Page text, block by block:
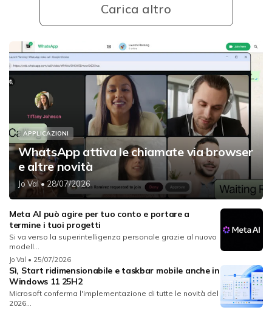
Carica altro
APPLICAZIONI
WhatsApp attiva le chiamate via browser
e altre novità
Jo Val• 28/07/2026
Meta AI può agire per tuo conto e portare a
termine i tuoi progetti
Si va verso la superintelligenza personale grazie al nuovo
modell...
Jo Val • 25/07/2026
Sì, Start ridimensionabile e taskbar mobile anche in
Windows 11 25H2
Microsoft conferma l'implementazione di tutte le novità del
2026...